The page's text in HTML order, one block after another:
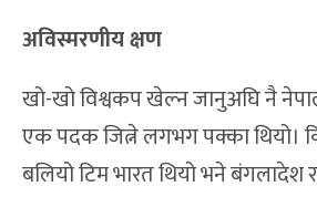
अविस्मरणीय क्षण
खो-खो विश्वकप खेल्न जानुअघि नै
एक पदक जित्ने लगभग पक्का थियो।
बलियो टिम भारत थियो भने बंगलादेश